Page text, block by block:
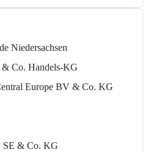
Niedersachsen
Co. Handels-KG
Europe BV & Co. KG
& Co. KG